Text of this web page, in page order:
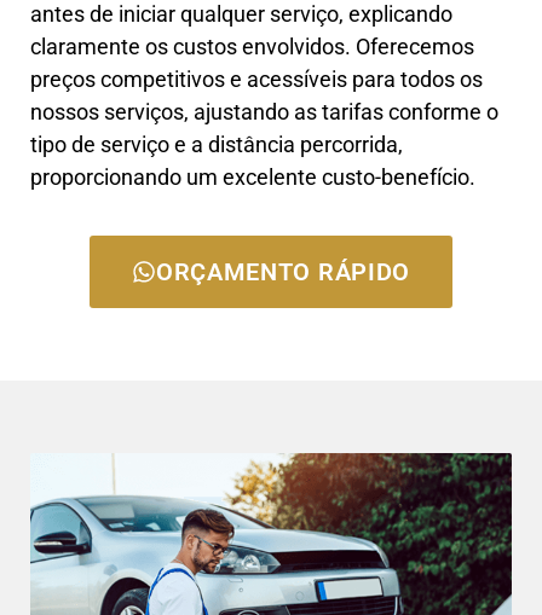
antes de iniciar qualquer serviço, explicando
claramente os custos envolvidos. Oferecemos
preços competitivos e acessíveis para todos os
nossos serviços, ajustando as tarifas conforme o
tipo de serviço e a distância percorrida,
proporcionando um excelente custo-benefício.
ORÇAMENTO RÁPIDO